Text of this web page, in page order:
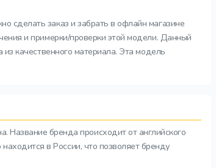
сделать заказ и забрать в офлайн магазине
и примерки/проверки этой модели. Данный
качественного материала. Эта модель
бренда происходит от английского
в России, что позволяет бренду